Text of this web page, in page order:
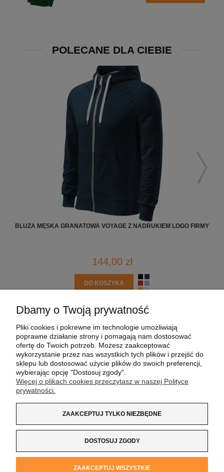
POLECANE DLA CIEBIE
BLUZA MĘSKA GRANATOWA VOYAGE Z NADRUKIEM LOGO FIRMY
144,00 zł
DO KOSZYKA
MOJE KONTO
PŁATNOŚCI I DOSTAWA
O NAS
Dbamy o Twoją prywatność
Pliki cookies i pokrewne im technologie umożliwiają
poprawne działanie strony i pomagają nam dostosować
ofertę do Twoich potrzeb. Możesz zaakceptować
wykorzystanie przez nas wszystkich tych plików i przejść do
sklepu lub dostosować użycie plików do swoich preferencji,
wybierając opcję "Dostosuj zgody".
Więcej o plikach cookies przeczytasz w naszej Polityce
prywatności.
ZAAKCEPTUJ TYLKO NIEZBĘDNE
DOSTOSUJ ZGODY
ZAAKCEPTUJ WSZYSTKIE